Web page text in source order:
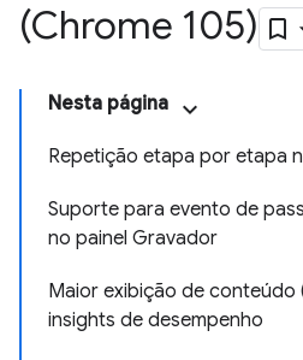
(Chrome 105)
Nesta página
Repetição etapa por etapa
Suporte para evento de
no painel Gravador
Maior exibição de conteúdo
insights de desempenho